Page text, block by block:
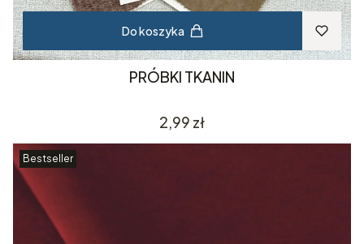
Do koszyka
PRÓBKI TKANIN
Cena
2,99 zł
Bestseller